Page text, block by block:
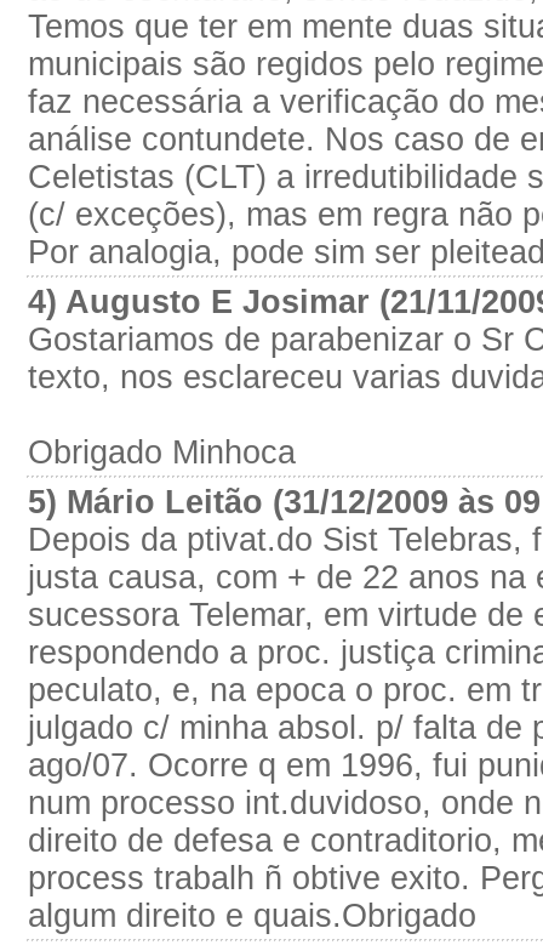
Temos que ter em mente duas
municipais são regidos pelo
faz necessária a verificação do
análise contundete. Nos caso de
Celetistas (CLT) a irredutibilidade
(c/ exceções), mas em regra não
Por analogia, pode sim ser
4) Augusto E Josimar (21/11/
Gostariamos de parabenizar o Sr
texto, nos esclareceu varias
Obrigado Minhoca
5) Mário Leitão (31/12/2009 às
Depois da ptivat.do Sist Telebras,
justa causa, com + de 22 anos na
sucessora Telemar, em virtude de
respondendo a proc. justiça
peculato, e, na epoca o proc. em
julgado c/ minha absol. p/ falta de
ago/07. Ocorre q em 1996, fui
num processo int.duvidoso, onde
direito de defesa e contraditorio,
process trabalh ñ obtive exito.
algum direito e quais.Obrigado